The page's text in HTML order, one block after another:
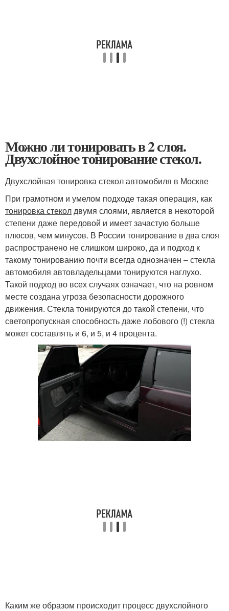
Можно ли тонировать в 2 слоя.
Двухслойное тонирование стекол.
Двухслойная тонировка стекол автомобиля в Москве
При грамотном и умелом подходе такая операция, как
тонировка стеколдвумя слоями, является в некоторой
степени даже передовой и имеет зачастую больше
плюсов, чем минусов. В России тонирование в два слоя
распространено не слишком широко, да и подход к
такому тонированию почти всегда однозначен – стекла
автомобиля автовладельцами тонируются наглухо.
Такой подход во всех случаях означает, что на ровном
месте создана угроза безопасности дорожного
движения. Стекла тонируются до такой степени, что
светопропускная способность даже лобового (!) стекла
может составлять и 6, и 5, и 4 процента.
Каким же образом происходит процесс двухслойного